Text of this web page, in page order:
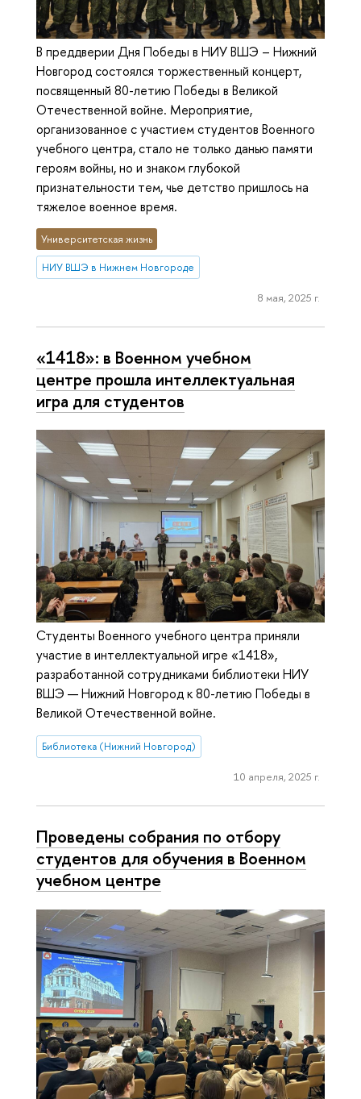
В преддверии Дня Победы в НИУ ВШЭ – Нижний
Новгород состоялся торжественный концерт,
посвященный 80-летию Победы в Великой
Отечественной войне. Мероприятие,
организованное с участием студентов Военного
учебного центра, стало не только данью памяти
героям войны, но и знаком глубокой
признательности тем, чье детство пришлось на
тяжелое военное время.
Университетская жизнь
НИУ ВШЭ в Нижнем Новгороде
8 мая, 2025 г.
«1418»: в Военном учебном
центре прошла интеллектуальная
игра для студентов
Студенты Военного учебного центра приняли
участие в интеллектуальной игре «1418»,
разработанной сотрудниками библиотеки НИУ
ВШЭ — Нижний Новгород к 80-летию Победы в
Великой Отечественной войне.
Библиотека (Нижний Новгород)
10 апреля, 2025 г.
Проведены собрания по отбору
студентов для обучения в Военном
учебном центре